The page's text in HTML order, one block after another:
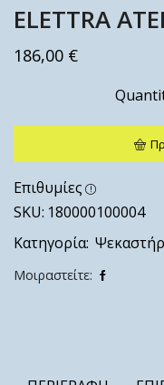
ELETTRA
186,00 €
Επιθυμίες
SKU: 180000100004
Κατηγορία:
Μοιραστείτε: